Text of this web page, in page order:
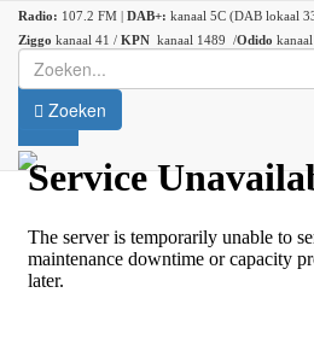
Radio: 107.2 FM | DAB+: kanaal 5C (DAB lokaal
Ziggo kanaal 41 / KPN kanaal 1489 /Odido
Zoeken